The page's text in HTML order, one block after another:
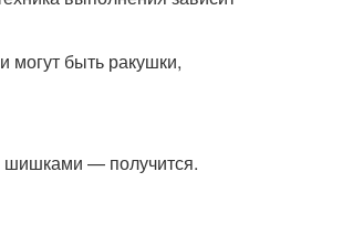
могут быть ракушки,
шишками — получится.